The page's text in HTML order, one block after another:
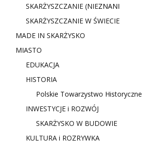
SKARŻYSZCZANIE (NIEZNANI
SKARŻYSZCZANIE W ŚWIECIE
MADE IN SKARŻYSKO
MIASTO
EDUKACJA
HISTORIA
Polskie Towarzystwo Historyczne
INWESTYCJE i ROZWÓJ
SKARŻYSKO W BUDOWIE
KULTURA i ROZRYWKA